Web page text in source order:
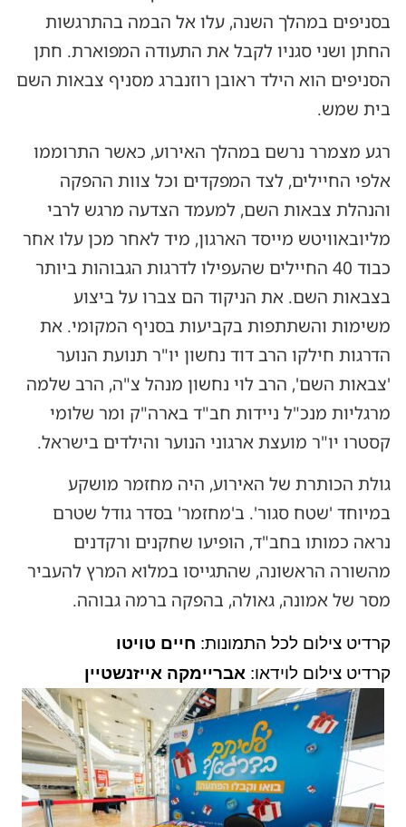
בסניפים במהלך השנה, עלו אל הבמה בהתרגשות
החתן ושני סגניו לקבל את התעודה המפוארת. חתן
הסניפים הוא הילד ראובן רוזנברג מסניף צבאות השם
בית שמש.
רגע מצמרר נרשם במהלך האירוע, כאשר התרוממו
אלפי החיילים, לצד המפקדים וכל צוות ההפקה
והנהלת צבאות השם, למעמד הצדעה מרגש לרבי
מליובאוויטש מייסד הארגון, מיד לאחר מכן עלו אחר
כבוד 40 החיילים שהעפילו לדרגות הגבוהות ביותר
בצבאות השם. את הניקוד הם צברו על ביצוע
משימות והשתתפות בקביעות בסניף המקומי. את
הדרגות חילקו הרב דוד נחשון יו"ר תנועת הנוער
'צבאות השם', הרב לוי נחשון מנהל צ"ה, הרב שלמה
מרגליות מנכ"ל ניידות חב"ד בארה"ק ומר שלומי
קסטרו יו"ר מועצת ארגוני הנוער והילדים בישראל.
גולת הכותרת של האירוע, היה מחזמר מושקע
במיוחד 'שטח סגור'. ב'מחזמר' בסדר גודל שטרם
נראה כמותו בחב"ד, הופיעו שחקנים ורקדנים
מהשורה הראשונה, שהתגייסו במלוא המרץ להעביר
מסר של אמונה, גאולה, בהפקה ברמה גבוהה.
קרדיט צילום לכל התמונות: חיים טויטו
קרדיט צילום לוידאו: אבריימקה אייזנשטיין